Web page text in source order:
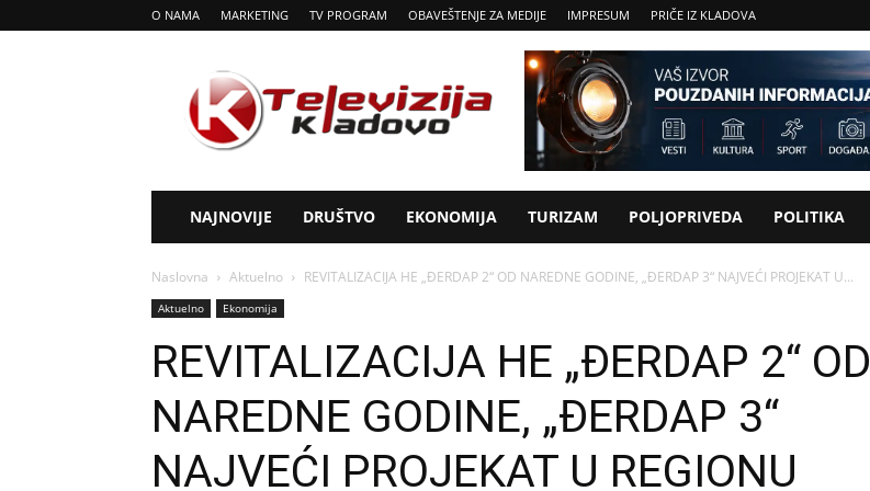
O NAMA MARKETING TV PROGRAM OBAVEŠTENJE ZA MEDIJE IMPRESUM PRIČE IZ KLADOVA
Tv
Kladovo
NAJNOVIJE DRUŠTVO EKONOMIJA TURIZAM POLJOPRIVEDA POLITIKA
Naslovna Aktuelno REVITALIZACIJA HE „ĐERDAP 2“ OD NAREDNE GODINE, „ĐERDAP 3“ NAJVEĆI PROJEKAT U...
Aktuelno Ekonomija
REVITALIZACIJA HE „ĐERDAP 2“ OD
NAREDNE GODINE, „ĐERDAP 3“
NAJVEĆI PROJEKAT U REGIONU